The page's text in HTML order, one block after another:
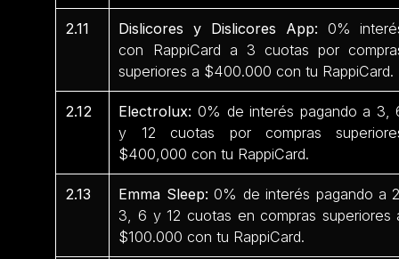
2.11 Dislicores y Dislicores App: 0%
con RappiCard a 3 cuotas por
superiores a $400.000 con tu RappiCard.
2.12 Electrolux: 0% de interés pagando a 3,
y 12 cuotas por compras
$400,000 con tu RappiCard.
2.13 Emma Sleep: 0% de interés pagando a
3, 6 y 12 cuotas en compras superiores
$100.000 con tu RappiCard.